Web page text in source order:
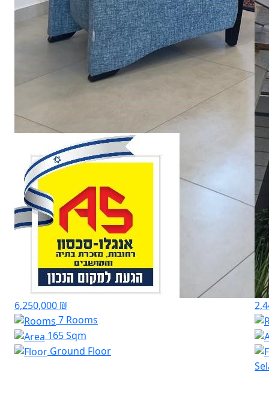
6,250,000 ₪
7 Rooms
165 Sqm
Ground Floor